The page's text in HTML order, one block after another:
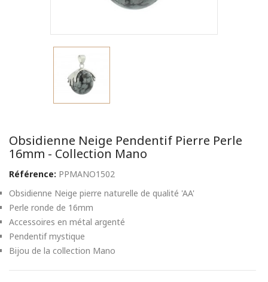
Obsidienne Neige Pendentif Pierre Perle
16mm - Collection Mano
Référence: PPMANO1502
Obsidienne Neige pierre naturelle de qualité 'AA'
Perle ronde de 16mm
Accessoires en métal argenté
Pendentif mystique
Bijou de la collection Mano